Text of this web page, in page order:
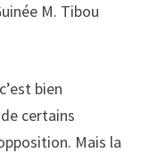
M. Tibou
bien
certains
Mais la